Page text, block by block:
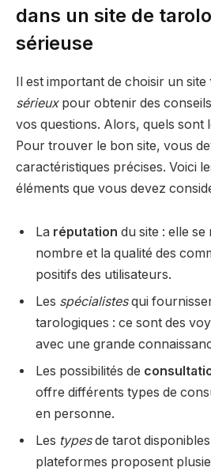
dans un site de
sérieuse
Il est important de choisir un site
sérieuxpour obtenir des
vos questions. Alors, quels sont
Pour trouver le bon site, vous
caractéristiques précises. Voici
éléments que vous devez
La réputation du site : elle
nombre et la qualité des
positifs des utilisateurs.
Les spécialistesqui
tarologiques : ce sont des
avec une grande
Les possibilités de
offre différents types de
en personne.
Les typesde tarot
plateformes proposent